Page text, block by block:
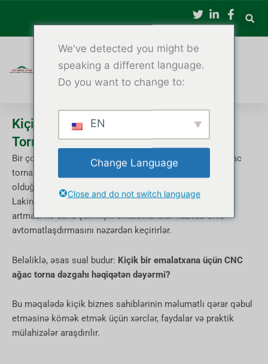
Kiçik emalatxanalar üçün CNC Taxta
Torna Dəzgahı Dəyərlidirmi?
Bir çox kiçik ağac emalı emalatxanası sahibləri CNC ağac
torna dəzgahlarının yalnız böyük fabriklər üçün uyğun
olduğuna inanırlar.
Lakin, artan əmək xərcləri və sabit keyfiyyətə tələbatın
artması ilə daha çox kiçik emalatxanalar hazırda CNC
avtomatlaşdırmasını nəzərdən keçirirlər.
Beləliklə, əsas sual budur: Kiçik bir emalatxana üçün CNC
ağac torna dəzgahı həqiqətən dəyərmi?
Bu məqalədə kiçik biznes sahiblərinin məlumatlı qərar qəbul
etməsinə kömək etmək üçün xərclər, faydalar və praktik
mülahizələr araşdırılır.
We've detected you might be
speaking a different language.
Do you want to change to:
EN
Change Language
Close and do not switch language